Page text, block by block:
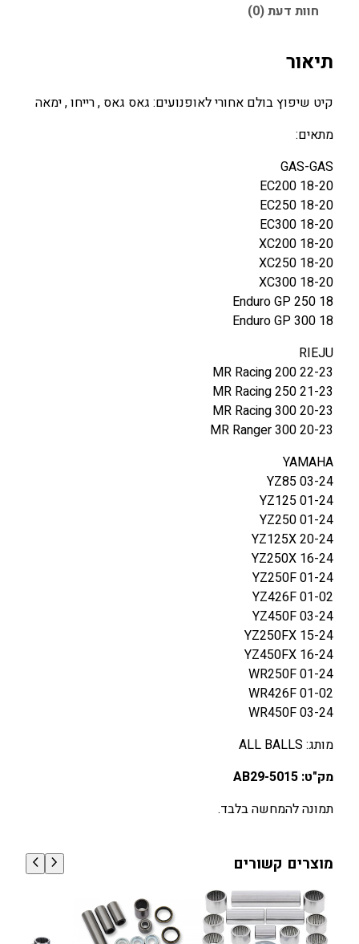
פ
ץ
ב
ל
ם
א
ח
ו
ר
י
G
A
/
R
I
E
J
U
/
Y
A
M
0
1
-
2
4
חוות דעת (0)
תיאור
קיט שיפוץ בולם אחורי לאופנועים: גאס גאס , רייחו , ימאה
מתאים:
GAS-GAS
EC200 18-20
EC250 18-20
EC300 18-20
XC200 18-20
XC250 18-20
XC300 18-20
Enduro GP 250 18
Enduro GP 300 18
RIEJU
MR Racing 200 22-23
MR Racing 250 21-23
MR Racing 300 20-23
MR Ranger 300 20-23
YAMAHA
YZ85 03-24
YZ125 01-24
YZ250 01-24
YZ125X 20-24
YZ250X 16-24
YZ250F 01-24
YZ426F 01-02
YZ450F 03-24
YZ250FX 15-24
YZ450FX 16-24
WR250F 01-24
WR426F 01-02
WR450F 03-24
מותג: ALL BALLS
מק"ט: AB29-5015
תמונה להמחשה בלבד.
מוצרים קשורים